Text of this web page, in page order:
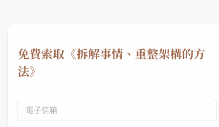
免費索取《拆解事情、重整架構的方
法》